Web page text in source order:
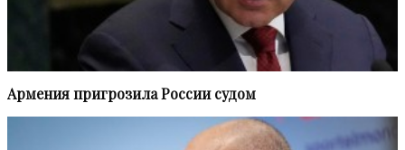
Армения пригрозила России судом